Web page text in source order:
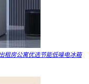
租房公寓优选节能低噪电冰箱